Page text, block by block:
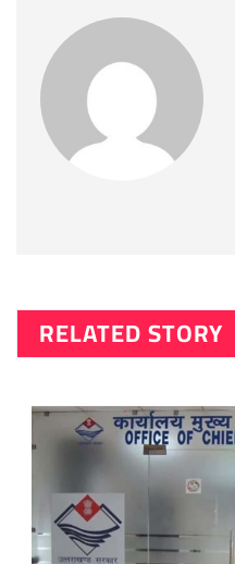
RELATED STORY